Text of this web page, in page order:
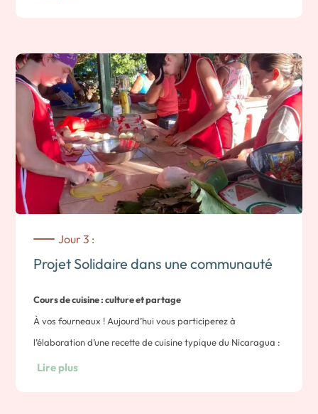
partir du port de San Jorge, près de Rivas, elle offre une
multitude d’activités au plus proche de la nature autour de
ces deux volcans qui la composent : Concepción et Maderas.
2h30 de route environ et 1h de bateau – 100km.
Nuit dans une communauté de l’ile
Chambre privée et dîner chez l’habitant.
Jour 3 :
Projet Solidaire dans une communauté
Cours de cuisine : culture et partage
À vos fourneaux ! Aujourd’hui vous participerez à
l’élaboration d’une recette de cuisine typique du Nicaragua :
votre hôte vous fera passer le tablier pour vous enseigner
Lire plus